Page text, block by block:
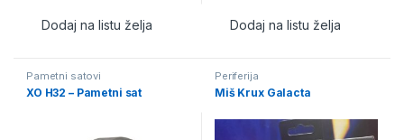
Dodaj na listu želja Dodaj na listu želja
Pametni satovi
XO H32 – Pametni sat
Periferija
Miš Krux Galacta